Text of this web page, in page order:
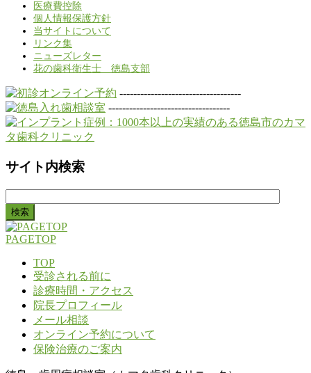
医療費控除
個人情報保護方針
当サイトについて
リンク集
ニューズレター
花の歯科衛生士 徳島支部
-----------------------------------
-----------------------------------
サイト内検索
索:
PAGETOP
TOP
受診される前に
診療時間・アクセス
院長プロフィール
メール相談
オンライン予約について
保険治療のご案内